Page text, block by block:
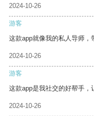
2024-10-26
游客
这款app就像我的私人导师，
2024-10-26
游客
这款app是我社交的好帮手，
2024-10-26